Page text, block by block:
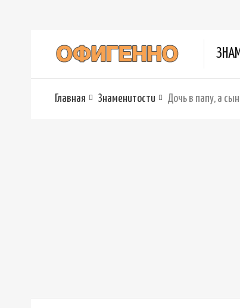
Главная Знаменитости Дочь в папу, а